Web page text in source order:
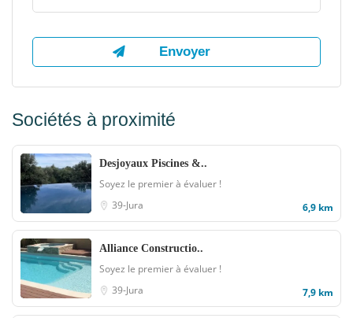
Sociétés à proximité
Desjoyaux Piscines &..
Soyez le premier à évaluer !
39-Jura
6,9 km
Alliance Constructio..
Soyez le premier à évaluer !
39-Jura
7,9 km